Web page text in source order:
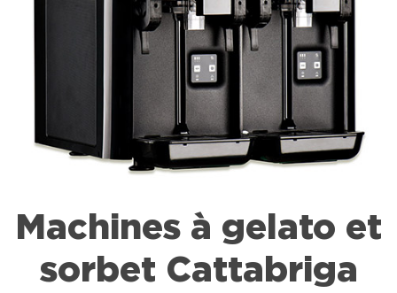
Machines à gelato et
sorbet Cattabriga